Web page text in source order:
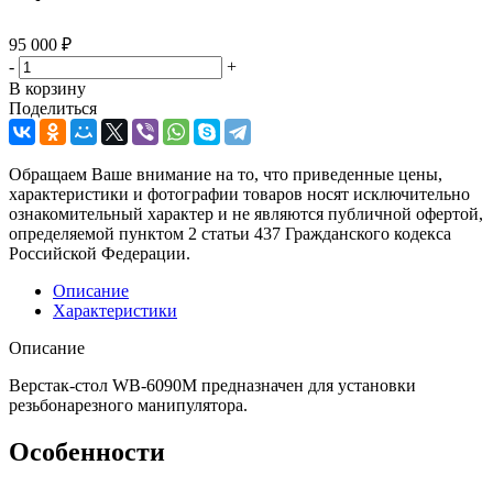
95 000 ₽
-
+
В корзину
Поделиться
Обращаем Ваше внимание на то, что приведенные цены,
характеристики и фотографии товаров носят исключительно
ознакомительный характер и не являются публичной офертой,
определяемой пунктом 2 статьи 437 Гражданского кодекса
Российской Федерации.
Описание
Характеристики
Описание
Верстак-стол WB-6090M предназначен для установки
резьбонарезного манипулятора.
Особенности